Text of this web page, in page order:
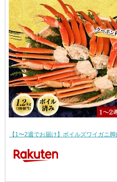
【1〜2週でお届け】ボイルズワイガニ